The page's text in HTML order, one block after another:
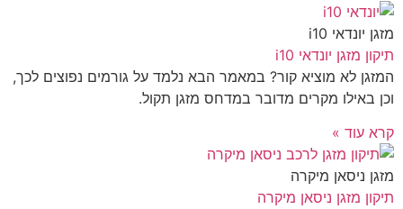
מזגן יונדאי i10
תיקון מזגן יונדאי i10
המזגן לא מוציא קור? במאמר הבא נלמד על גורמים נפוצים לכך,
וכן באילו מקרים מדובר במדחס מזגן תקול.
קרא עוד »
מזגן ניסאן מיקרה
תיקון מזגן ניסאן מיקרה